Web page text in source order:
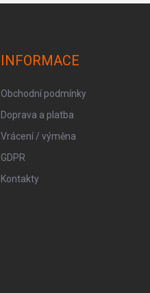
INFORMACE
Obchodní podmínky
Doprava a platba
Vrácení / výměna
GDPR
Kontakty